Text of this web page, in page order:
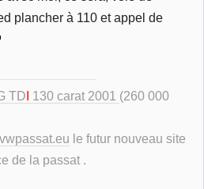
plancher à 110 et appel de
TD 130 carat 2001 (260 000
le futur nouveau site
de la passat .